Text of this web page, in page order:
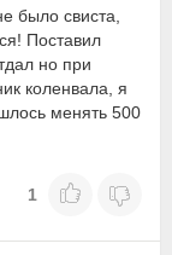
было свиста,
Поставил
но при
коленвала, я
менять 500
1